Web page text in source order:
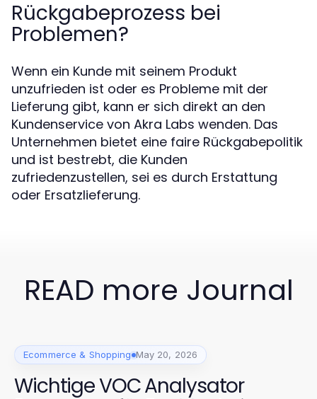
Rückgabeprozess bei
Problemen?
Wenn ein Kunde mit seinem Produkt
unzufrieden ist oder es Probleme mit der
Lieferung gibt, kann er sich direkt an den
Kundenservice von Akra Labs wenden. Das
Unternehmen bietet eine faire Rückgabepolitik
und ist bestrebt, die Kunden
zufriedenzustellen, sei es durch Erstattung
oder Ersatzlieferung.
READ more Journal
Ecommerce & Shopping May 20, 2026
Wichtige VOC Analysator